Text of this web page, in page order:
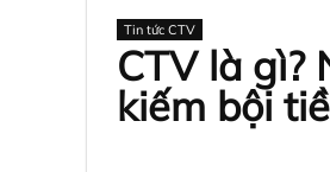
Tin tức CTV
CTV là gì?
kiếm bội